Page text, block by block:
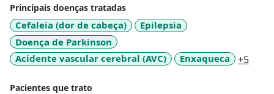
Principais doenças tratadas
Cefaleia (dor de cabeça)
Epilepsia
Doença de Parkinson
Acidente vascular cerebral (AVC)
Enxaqueca +5
Pacientes que trato